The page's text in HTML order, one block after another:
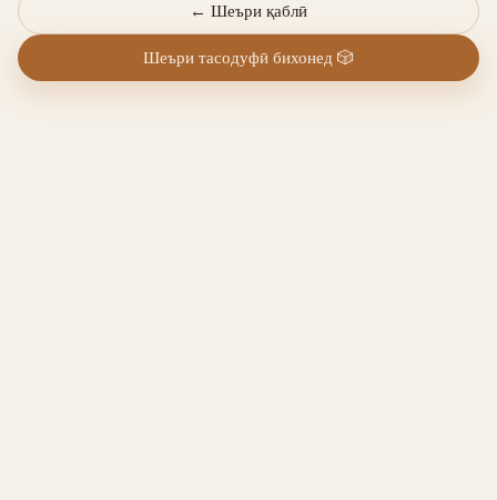
← Шеъри қаблӣ
Шеъри тасодуфӣ бихонед 🎲